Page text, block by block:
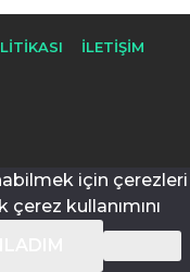
İLETIŞIM
için çerezleri
kullanımını